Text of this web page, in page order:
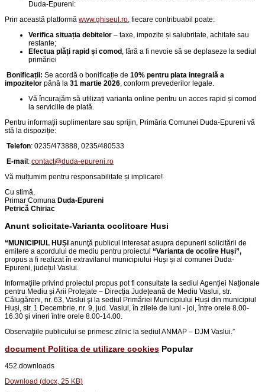
Duda-Epureni:
Prin această platformă www.ghiseul.ro, fiecare contribuabil poate:
Verifica situația debitelor – taxe, impozite și salubritate, achitate sau
restante;
Efectua plăți rapid și comod , fără a fi nevoie să se deplaseze la sediul
primăriei
Bonificații: Se acordă o bonificație de 10% pentru plata integrală a
impozitelor până la 31 martie 2026, conform prevederilor legale.
Vă încurajăm să utilizați varianta online pentru un acces rapid și comod
la serviciile de plată.
Pentru informații suplimentare sau sprijin, Primăria Comunei Duda-Epureni vă
stă la dispoziție:
Telefon: 0235/473888, 0235/480533
E-mail : contact@duda-epureni.ro
Vă mulțumim pentru responsabilitate și implicare!
Cu stimă,
Primar Comuna Duda-Epureni
Petrică Chiriac
Anunt solicitate-Varianta ocolitoare Husi
“MUNICIPIUL HUȘI anunţă publicul interesat asupra depunerii solicitării de
emitere a acordului de mediu pentru proiectul “Varianta de ocolire Huși”,
propus a fi realizat în extravilanul municipiului Huși și al comunei Duda-
Epureni, județul Vaslui.
Informaţiile privind proiectul propus pot fi consultate la sediul Agenției Naționale
pentru Mediu și Arii Protejate – Direcția Județeană de Mediu Vaslui, str.
Călugăreni, nr. 63, Vaslui şi la sediul Primăriei Municipiului Huși din municipiul
Huși, str. 1 Decembrie, nr. 9, jud. Vaslui, în zilele de luni - joi, între orele 8.00-
16.30 și vineri între orele 8.00-14.00.
Observaţiile publicului se primesc zilnic la sediul ANMAP – DJM Vaslui.”
document Politica de utilizare cookies Popular
452 downloads
Download (docx, 25 KB)